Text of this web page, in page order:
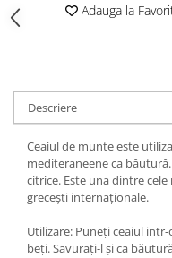
Adauga la
Descriere
Ceaiul de munte este
mediteraneene ca
citrice. Este una dintre
grecești internaționale.
Utilizare: Puneți ceaiul
beți. Savurați-l și ca